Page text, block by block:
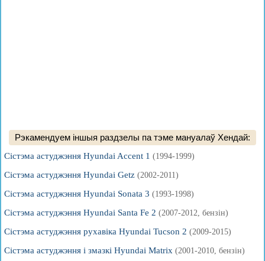
Рэкамендуем іншыя раздзелы па тэме мануалаў Хендай:
Сістэма астуджэння Hyundai Accent 1 (1994-1999)
Сістэма астуджэння Hyundai Getz (2002-2011)
Сістэма астуджэння Hyundai Sonata 3 (1993-1998)
Сістэма астуджэння Hyundai Santa Fe 2 (2007-2012, бензін)
Сістэма астуджэння рухавіка Hyundai Tucson 2 (2009-2015)
Сістэма астуджэння і змазкі Hyundai Matrix (2001-2010, бензін)